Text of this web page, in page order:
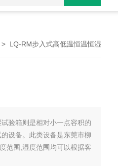
> LQ-RM步入式高低温恒温恒湿
验箱则是相对小一点容积的
设备。此类设备是东莞市柳
范围,湿度范围均可以根据客